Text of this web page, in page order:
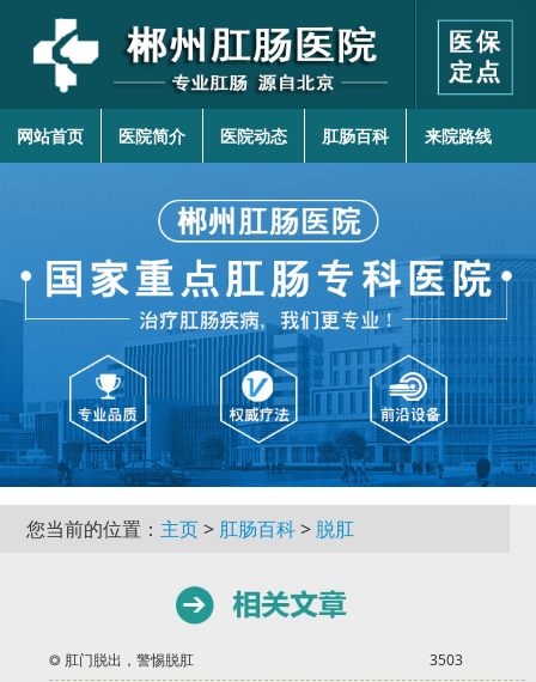
网站首页 医院简介 医院动态 肛肠百科 来院路线
您当前的位置： 主页> 肛肠百科> 脱肛
◎ 肛门脱出，警惕脱肛 3503